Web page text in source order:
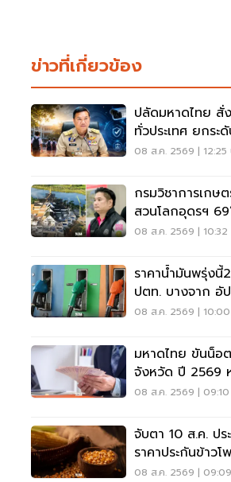
ข่าวที่เกี่ยวข้อง
ปลัดมหาดไทย สั่
ทั่วประเทศ ยกร
โรงเรียน
08 ส.ค. 2569 | 12:25
กรมวิชาการเกษ
สวนโลกอุดรฯ
ร่วมโชว์นวัตกรรม
08 ส.ค. 2569 | 10:32
ราคาน้ำมันพรุ่งนี้
ปตท. บางจาก อั
08 ส.ค. 2569 |
มหาดไทย ขันน็อ
จังหวัด ปี 2569
40%
08 ส.ค. 2569 |
จับตา 10 ส.ค. ปร
ราคาประกันข้าว
ราคา 7.50 บาทต่
08 ส.ค. 2569 |